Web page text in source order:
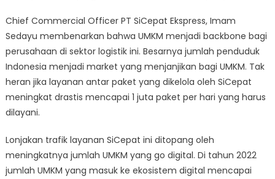
Chief Commercial Officer PT SiCepat Ekspress, Imam
Sedayu membenarkan bahwa UMKM menjadi backbone bagi
perusahaan di sektor logistik ini. Besarnya jumlah penduduk
Indonesia menjadi market yang menjanjikan bagi UMKM. Tak
heran jika layanan antar paket yang dikelola oleh SiCepat
meningkat drastis mencapai 1 juta paket per hari yang harus
dilayani.
Lonjakan trafik layanan SiCepat ini ditopang oleh
meningkatnya jumlah UMKM yang go digital. Di tahun 2022
jumlah UMKM yang masuk ke ekosistem digital mencapai